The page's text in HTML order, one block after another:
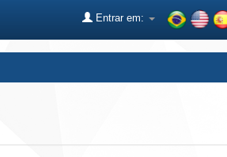
Entrar em: